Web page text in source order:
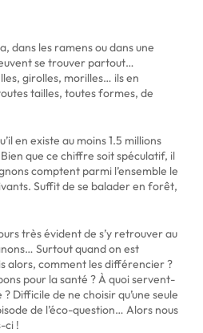
dans les ramens ou dans une
se trouver partout…
girolles, morilles… ils en
tailles, toutes formes, de
en existe au moins 1.5 millions
que ce chiffre soit spéculatif, il
comptent parmi l’ensemble le
Suffit de se balader en forêt,
très évident de s’y retrouver au
Surtout quand on est
alors, comment les différencier ?
pour la santé ? À quoi servent-
? Difficile de ne choisir qu’une seule
de l’éco-question… Alors nous
ci !